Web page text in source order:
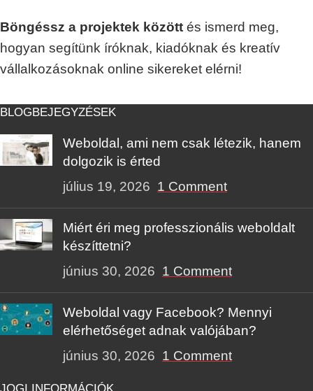
Böngéssz a projektek között és ismerd meg,
hogyan segítünk íróknak, kiadóknak és kreatív
vállalkozásoknak online sikereket elérni!
BLOGBEJEGYZÉSEK
Weboldal, ami nem csak létezik, hanem
dolgozik is érted
július 19, 2026 1 Comment
Miért éri meg professzionális weboldalt
készíttetni?
június 30, 2026 1 Comment
Weboldal vagy Facebook? Mennyi
elérhetőséget adnak valójában?
június 30, 2026 1 Comment